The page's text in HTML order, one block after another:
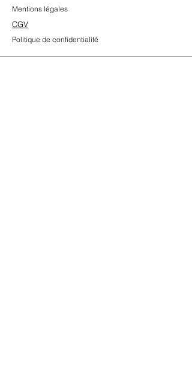
Mentions légales
CGV
Politique de confidentialité